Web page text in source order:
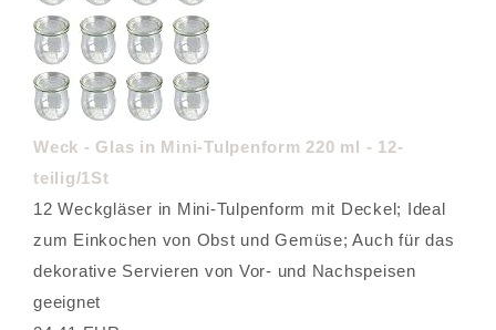
Weck - Glas in Mini-Tulpenform 220 ml - 12-
teilig/1St
12 Weckgläser in Mini-Tulpenform mit Deckel; Ideal
zum Einkochen von Obst und Gemüse; Auch für das
dekorative Servieren von Vor- und Nachspeisen
geeignet